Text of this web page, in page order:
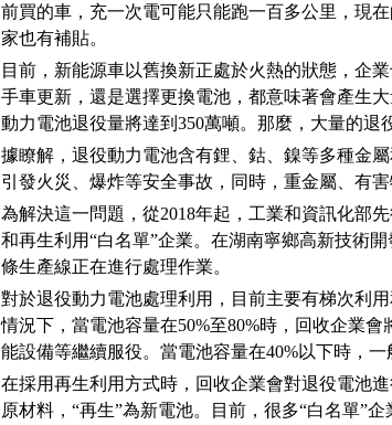
前買的車，充一次電可能只能跑一百多公里，現
家也有補貼。
目前，新能源車以舊換新正處於火熱的狀態，企
手車更新，還是選擇更換電池，都意味著會產生
動力電池退役量將達到350萬噸。那麼，大量的退
據瞭解，退役動力電池含有鋰、鈷、鎳等多種金
引發火災、爆炸等安全事故，同時，重金屬、有
為解決這一問題，從2018年起，工業和資訊化部
和再生利用“白名單”企業。在湖南寧鄉高新技術
條生產線正在進行處理作業。
對於退役動力電池處理利用，目前主要有梯次利
情況下，當電池容量在50%至80%時，回收企業
能設備等繼續服役。當電池容量在40%以下時，一
在採用再生利用方式時，回收企業會對退役電池
原材料，“再生”為新電池。目前，很多“白名單”